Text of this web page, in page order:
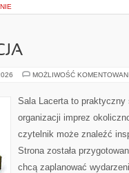
MOŻLIWOŚĆ
Sala Lacerta to praktyczny
organizacji imprez
czytelnik może znaleźć
Strona została
chcą zaplanować